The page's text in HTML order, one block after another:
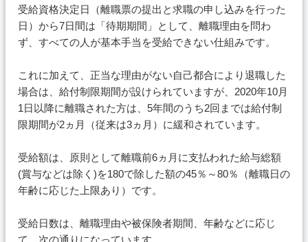
受給資格決定日（離職票の提出と求職の申し込みを行った
日）から7日間は「待期期間」として、離職理由を問わ
ず、すべての人が基本手当を受給できない仕組みです。
これに加えて、正当な理由がない自己都合により退職した
場合は、給付制限期間が設けられていますが、2020年10月
1日以降に離職された方は、5年間のうち2回までは給付制
限期間が2ヵ月（従来は3ヵ月）に緩和されています。
受給額は、原則として離職前6ヵ月に支払われた給与総額
(賞与などは除く)を180で除した額の45％～80％（離職日の
年齢に応じた上限あり）です。
受給日数は、離職理由や被保険者期間、年齢などに応じ